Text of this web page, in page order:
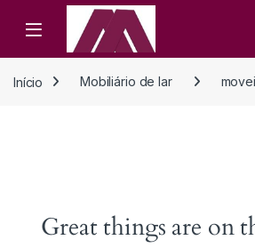
Open
Início Mobiliário de lar
Great things are on